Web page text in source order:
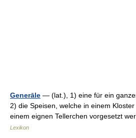
Generāle — (lat.), 1) eine für ein
2) die Speisen, welche in einem
einem eignen Tellerchen vorgesetzt
Lexikon